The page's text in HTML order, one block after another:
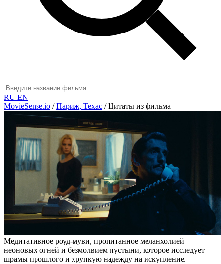
RU EN
MovieSense.io / Париж, Техас / Цитаты из фильма
Медитативное роуд-муви, пропитанное меланхолией
неоновых огней и безмолвием пустыни, которое исследует
шрамы прошлого и хрупкую надежду на искупление.